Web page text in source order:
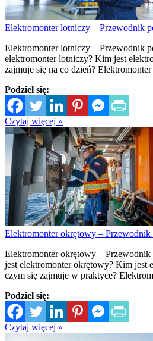
Elektromonter lotniczy – Przewodnik
Elektromonter lotniczy – Przewodnik
elektromonter lotniczy? Kim jest
zajmuje się na co dzień? Elektromonter
Podziel się:
Czytaj więcej »
Elektromonter okrętowy –
Elektromonter okrętowy –
jest elektromonter okrętowy? Kim jest
czym się zajmuje w praktyce?
Podziel się:
Czytaj więcej »